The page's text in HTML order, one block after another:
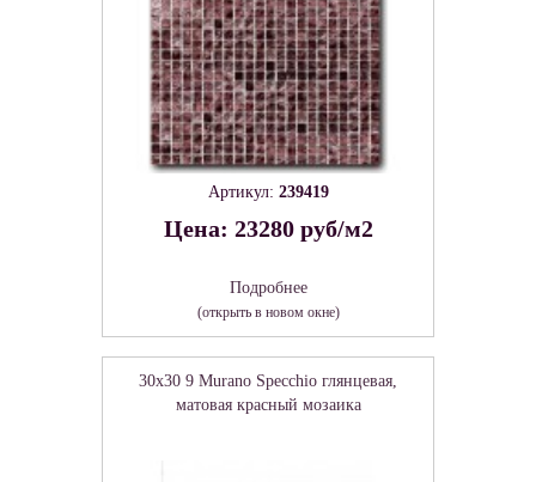
Артикул: 239419
Цена: 23280 руб/м2
Подробнее
(открыть в новом окне)
30x30 9 Murano Specchio глянцевая,
матовая красный мозаика